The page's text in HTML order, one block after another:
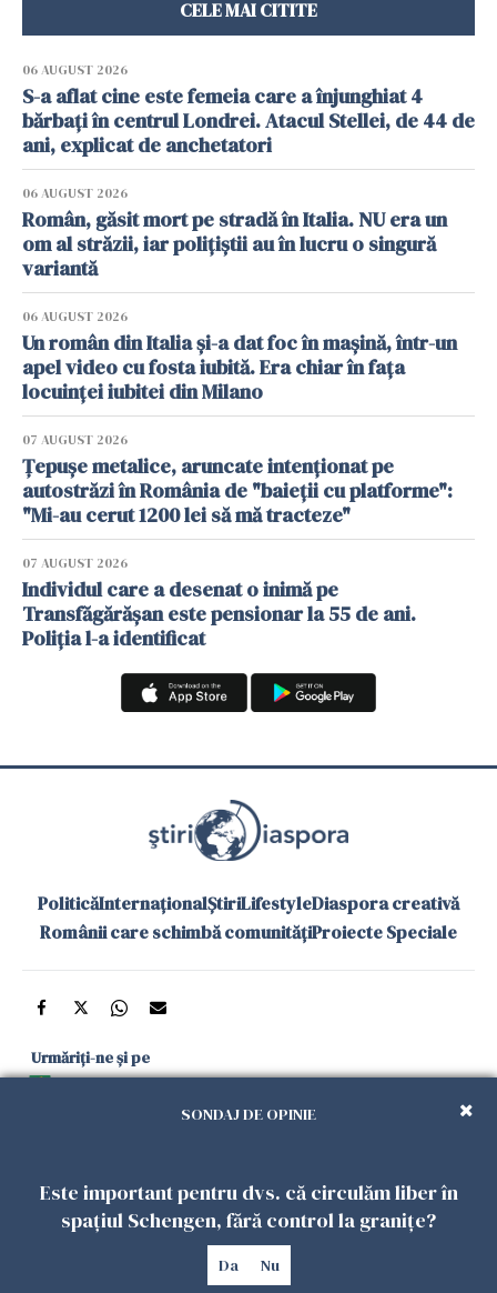
CELE MAI CITITE
06 AUGUST 2026
S-a aflat cine este femeia care a înjunghiat 4
bărbați în centrul Londrei. Atacul Stellei, de 44 de
ani, explicat de anchetatori
06 AUGUST 2026
Român, găsit mort pe stradă în Italia. NU era un
om al străzii, iar polițiștii au în lucru o singură
variantă
06 AUGUST 2026
Un român din Italia și-a dat foc în mașină, într-un
apel video cu fosta iubită. Era chiar în fața
locuinței iubitei din Milano
07 AUGUST 2026
Țepușe metalice, aruncate intenționat pe
autostrăzi în România de "baieții cu platforme":
"Mi-au cerut 1200 lei să mă tracteze"
07 AUGUST 2026
Individul care a desenat o inimă pe
Transfăgărășan este pensionar la 55 de ani.
Poliția l-a identificat
PoliticăInternaționalȘtiriLifestyleDiaspora creativă
Românii care schimbă comunitățiProiecte Speciale
Urmăriți-ne și pe
și în aplicațiile mobile
Politica de
confidențialitate
Politica
Cookies
Gestionați
Contact
Declarație de
accesibilitate
Copyright 2026. Toate drepturile rezervate.
SONDAJ DE OPINIE
Este important pentru dvs. că circulăm liber în
spațiul Schengen, fără control la granițe?
Da Nu